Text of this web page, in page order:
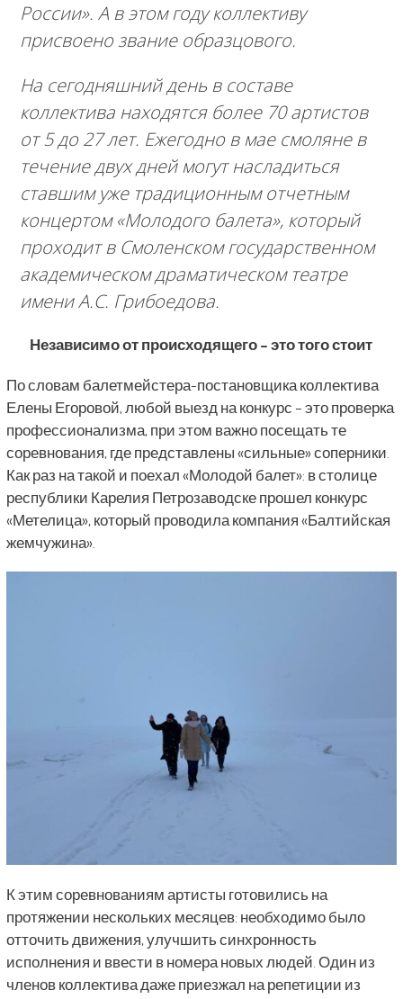
России». А в этом году коллективу
присвоено звание образцового.
На сегодняшний день в составе
коллектива находятся более 70 артистов
от 5 до 27 лет. Ежегодно в мае смоляне в
течение двух дней могут насладиться
ставшим уже традиционным отчетным
концертом «Молодого балета», который
проходит в Смоленском государственном
академическом драматическом театре
имени А.С. Грибоедова.
Независимо от происходящего – это того стоит
По словам балетмейстера-постановщика коллектива
Елены Егоровой, любой выезд на конкурс – это проверка
профессионализма, при этом важно посещать те
соревнования, где представлены «сильные» соперники.
Как раз на такой и поехал «Молодой балет»: в столице
республики Карелия Петрозаводске прошел конкурс
«Метелица», который проводила компания «Балтийская
жемчужина».
К этим соревнованиям артисты готовились на
протяжении нескольких месяцев: необходимо было
отточить движения, улучшить синхронность
исполнения и ввести в номера новых людей. Один из
членов коллектива даже приезжал на репетиции из